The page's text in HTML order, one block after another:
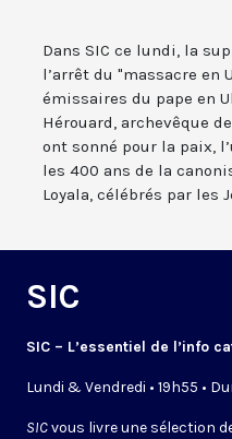
Dans SIC ce lundi, la
l’arrêt du "massacre en
émissaires du pape en
Hérouard, archevêque
ont sonné pour la paix,
les 400 ans de la
Loyala, célébrés par les
SIC
SIC – L’essentiel de l’info
Lundi & Vendredi • 19h55 •
SICvous livre une sélection